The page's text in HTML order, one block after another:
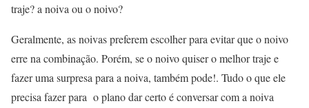
traje? a noiva ou o noivo?
Geralmente, as noivas preferem escolher para evitar que o noivo
erre na combinação. Porém, se o noivo quiser o melhor traje e
fazer uma surpresa para a noiva, também pode!. Tudo o que ele
precisa fazer para o plano dar certo é conversar com a noiva